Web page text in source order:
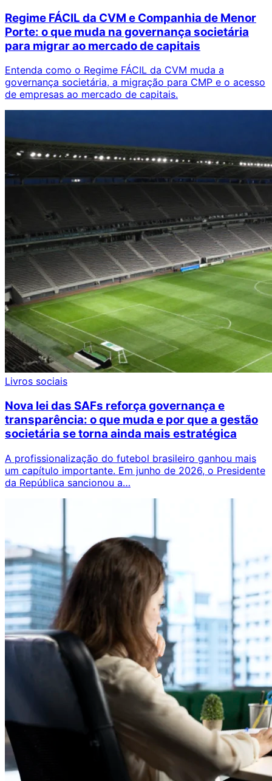
Regime FÁCIL da CVM e Companhia de Menor
Porte: o que muda na governança societária
para migrar ao mercado de capitais
Entenda como o Regime FÁCIL da CVM muda a
governança societária, a migração para CMP e o acesso
de empresas ao mercado de capitais.
Livros sociais
Nova lei das SAFs reforça governança e
transparência: o que muda e por que a gestão
societária se torna ainda mais estratégica
A profissionalização do futebol brasileiro ganhou mais
um capítulo importante. Em junho de 2026, o Presidente
da República sancionou a…